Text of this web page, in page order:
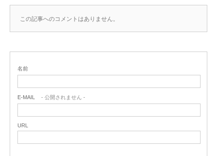
この記事へのコメントはありません。
名前
E-MAIL - 公開されません -
URL